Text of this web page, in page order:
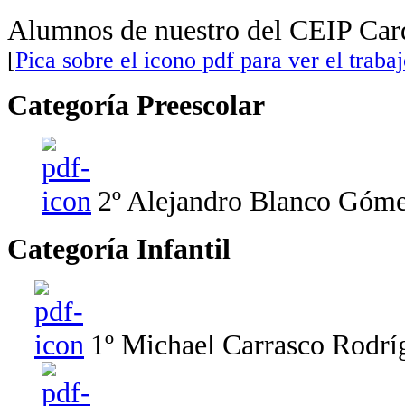
Alumnos de nuestro del CEIP
[Pica sobre el icono pdf para ver el
Categoría Preescolar
2º Alejandro Blanco
Categoría Infantil
1º Michael Carrasco